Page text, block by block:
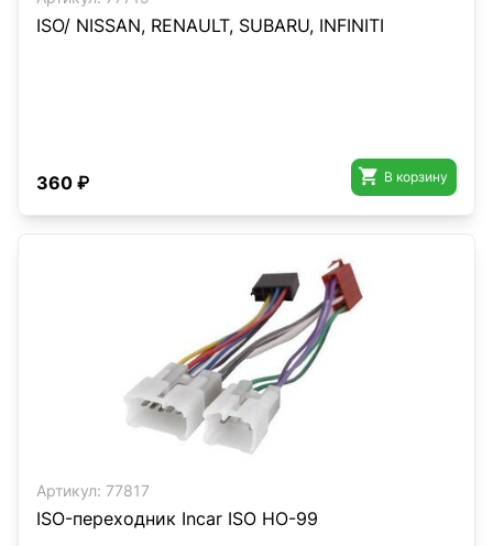
ISO/ NISSAN, RENAULT, SUBARU, INFINITI
360 ₽  В корзину
Артикул: 77817
ISO-переходник Incar ISO HO-99